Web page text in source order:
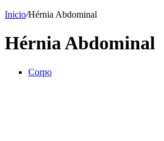
Inicio/Hérnia Abdominal
Hérnia Abdominal
Corpo